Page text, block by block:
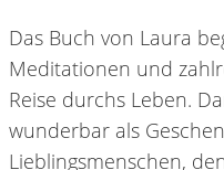
Das Buch von Laura
Meditationen und
Reise durchs Leben.
wunderbar als
Lieblingsmenschen,